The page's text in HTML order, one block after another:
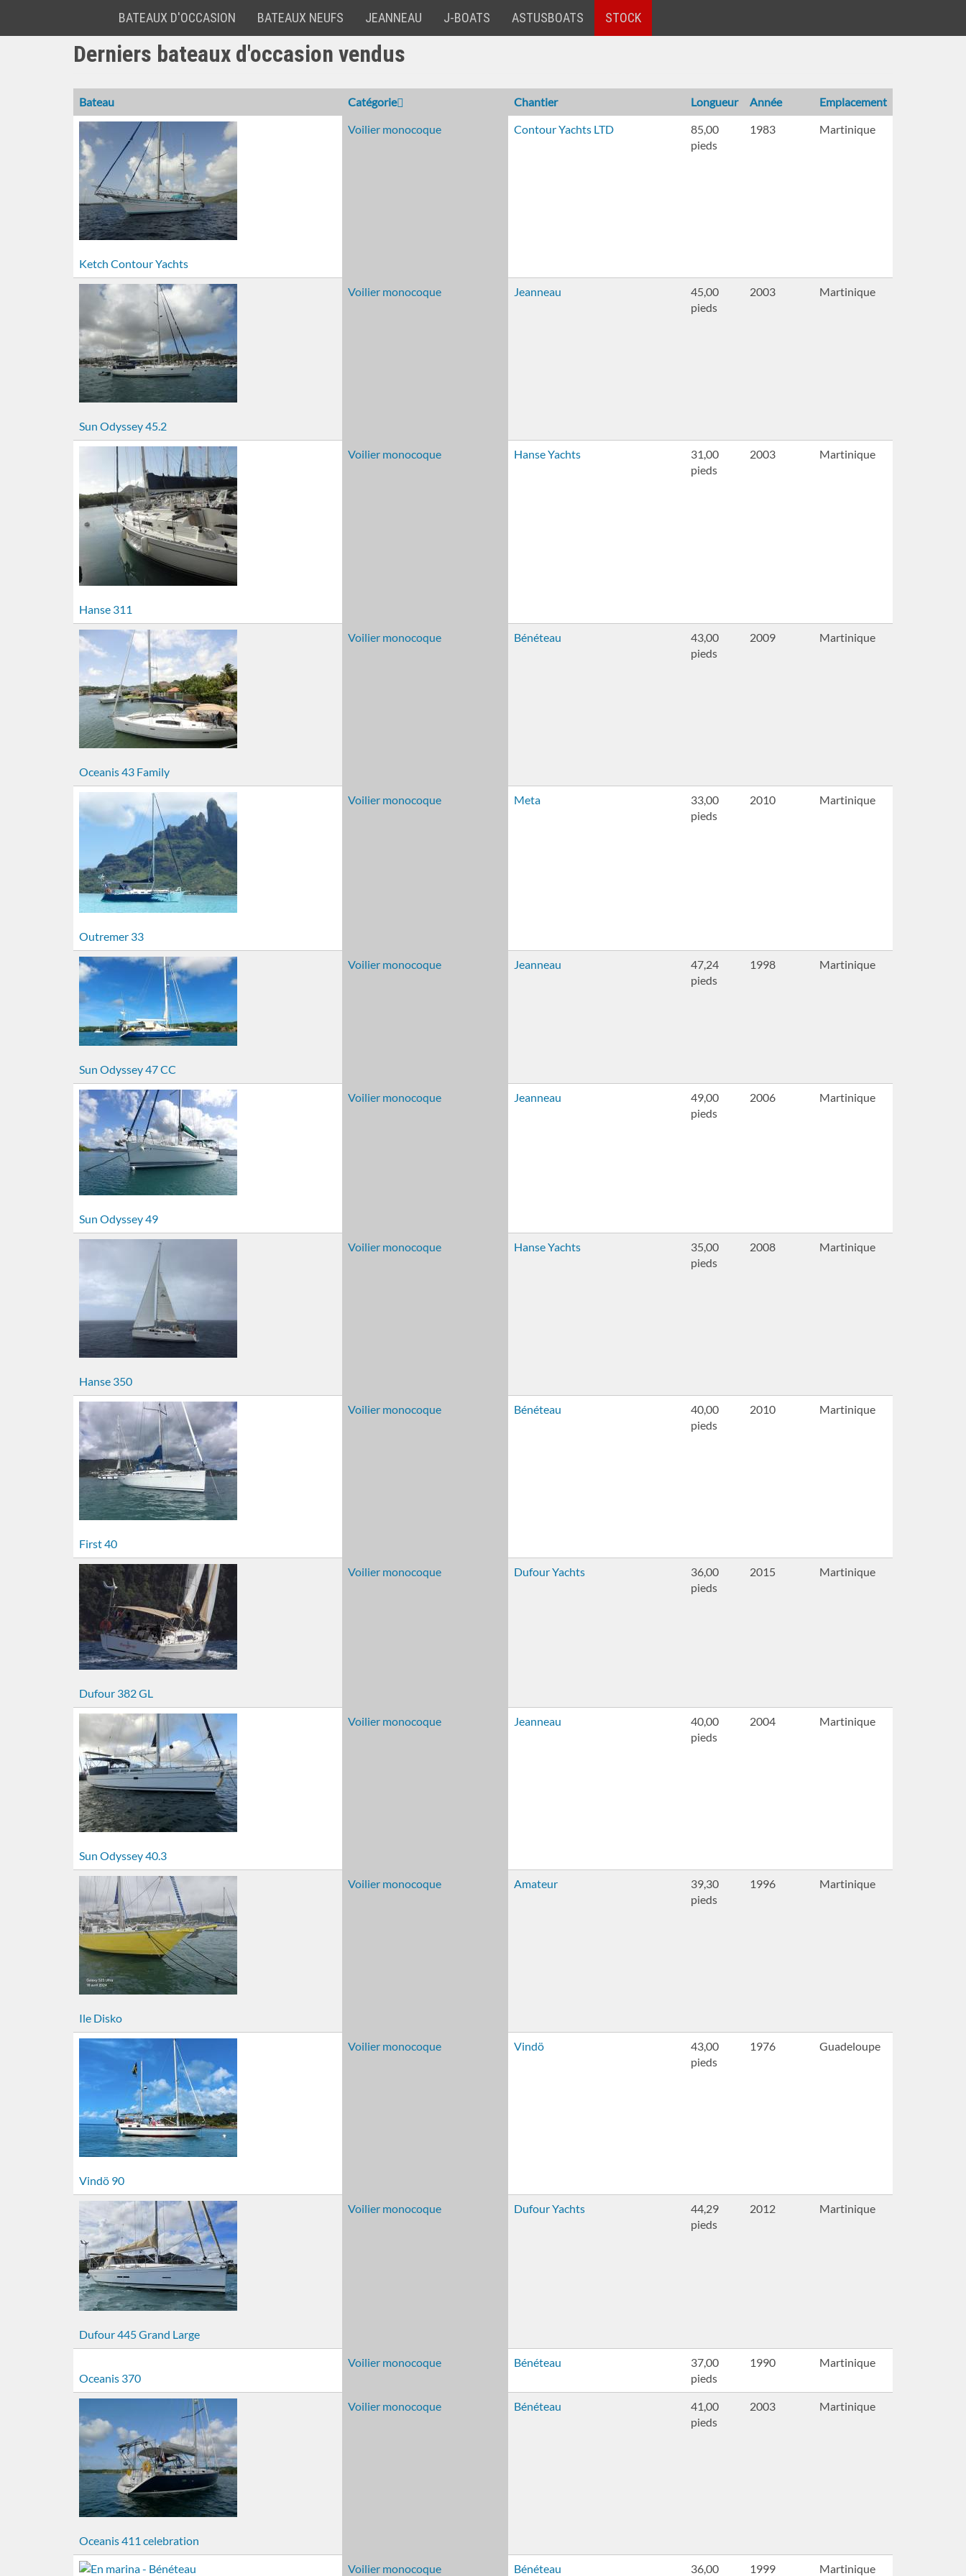
A&C
Yacht
BATEAUX D'OCCASION BATEAUX NEUFS JEANNEAU J-BOATS ASTUSBOATS STOCK
Derniers bateaux d'occasion vendus
Bateau Catégorie Chantier Longueur Année Emplacement
Ketch Contour Yachts
Voilier monocoque Contour Yachts LTD
85,00
pieds
1983 Martinique
Sun Odyssey 45.2
Voilier monocoque Jeanneau
45,00
pieds
2003 Martinique
Hanse 311
Voilier monocoque Hanse Yachts
31,00
pieds
2003 Martinique
Oceanis 43 Family
Voilier monocoque Bénéteau
43,00
pieds
2009 Martinique
Outremer 33
Voilier monocoque Meta
33,00
pieds
2010 Martinique
Sun Odyssey 47 CC
Voilier monocoque Jeanneau
47,24
pieds
1998 Martinique
Sun Odyssey 49
Voilier monocoque Jeanneau
49,00
pieds
2006 Martinique
Hanse 350
Voilier monocoque Hanse Yachts
35,00
pieds
2008 Martinique
First 40
Voilier monocoque Bénéteau
40,00
pieds
2010 Martinique
Dufour 382 GL
Voilier monocoque Dufour Yachts
36,00
pieds
2015 Martinique
Sun Odyssey 40.3
Voilier monocoque Jeanneau
40,00
pieds
2004 Martinique
Ile Disko
Voilier monocoque Amateur
39,30
pieds
1996 Martinique
Vindö 90
Voilier monocoque Vindö
43,00
pieds
1976 Guadeloupe
Dufour 445 Grand Large
Voilier monocoque Dufour Yachts
44,29
pieds
2012 Martinique
Oceanis 370
Voilier monocoque Bénéteau
37,00
pieds
1990 Martinique
Oceanis 411 celebration
Voilier monocoque Bénéteau
41,00
pieds
2003 Martinique
Voilier monocoque Bénéteau 36,00 1999 Martinique